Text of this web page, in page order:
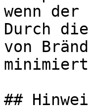
wenn
Durch
von
##